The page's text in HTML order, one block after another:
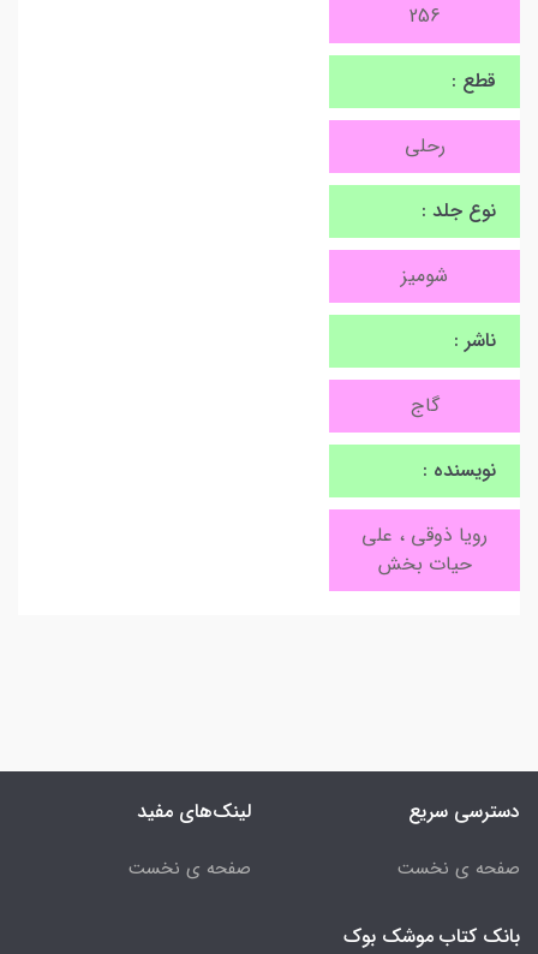
256
قطع :
رحلی
نوع جلد :
شومیز
ناشر :
گاج
نویسنده :
رویا ذوقی ، علی
حیات بخش
دسترسی سریع
صفحه ی نخست
لینک‌های مفید
صفحه ی نخست
بانک کتاب موشک بوک